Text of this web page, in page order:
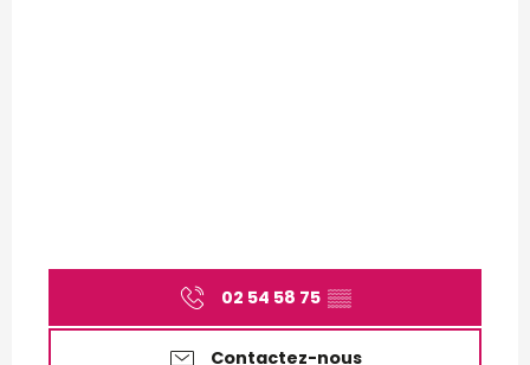
02 54 58 75 ▒▒
Contactez-nous